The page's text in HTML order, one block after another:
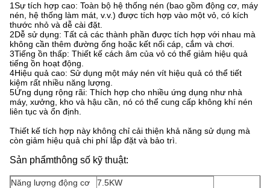
1Sự tích hợp cao: Toàn bộ hệ thống nén (bao gồm động cơ, máy
nén, hệ thống làm mát, v.v.) được tích hợp vào một vỏ, có kích
thước nhỏ và dễ cài đặt.
2Dễ sử dụng: Tất cả các thành phần được tích hợp với nhau mà
không cần thêm đường ống hoặc kết nối cáp, cắm và chơi.
3Tiếng ồn thấp: Thiết kế cách âm của vỏ có thể giảm hiệu quả
tiếng ồn hoạt động.
4Hiệu quả cao: Sử dụng một máy nén vít hiệu quả có thể tiết
kiệm rất nhiều năng lượng.
5Ứng dụng rộng rãi: Thích hợp cho nhiều ứng dụng như nhà
máy, xưởng, kho và hậu cần, nó có thể cung cấp không khí nén
liên tục và ổn định.
Thiết kế tích hợp này không chỉ cải thiện khả năng sử dụng mà
còn giảm hiệu quả chi phí lắp đặt và bảo trì.
Sản phẩmthông số kỹ thuật:
Năng lượng động cơ
7.5KW